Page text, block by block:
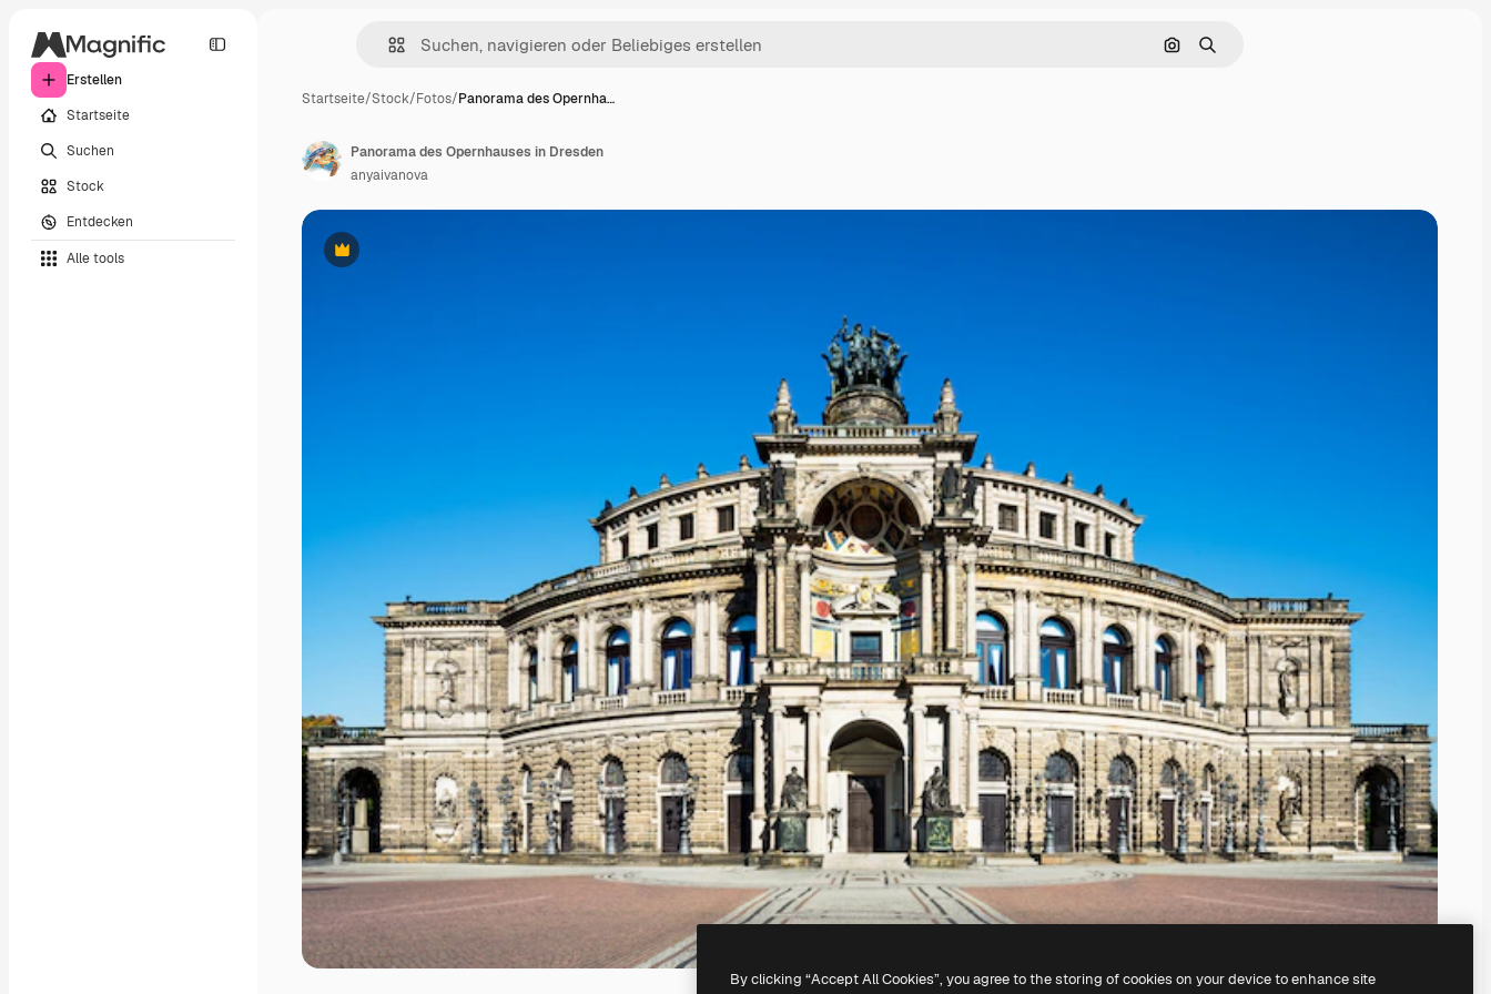
Erstellen
Startseite
Suchen
Stock
Entdecken
Alle tools
Nach Bild suchen
Suchen
Startseite/Stock/Fotos/Panorama des Opernha…
Premium
Panorama des Opernhauses in Dresden
anyaivanova
By clicking “Accept All Cookies”, you agree to the storing of cookies on your device to enhance site